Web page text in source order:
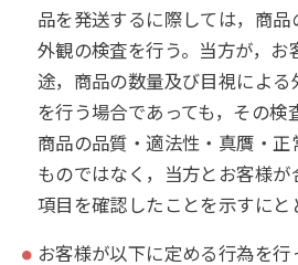
品を発送するに際しては，商品
外観の検査を行う。当方が，お
途，商品の数量及び目視による
を行う場合であっても，その検
商品の品質・適法性・真贋・正
ものではなく，当方とお客様
項目を確認したことを示すにと
お客様が以下に定める行為を